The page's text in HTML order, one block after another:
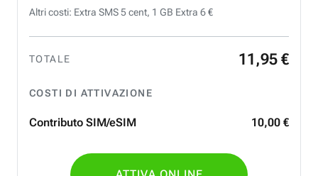
Altri costi: Extra SMS 5 cent, 1 GB Extra 6 €
TOTALE 11 ,95 €
COSTI DI ATTIVAZIONE
Contributo SIM/eSIM 10,00 €